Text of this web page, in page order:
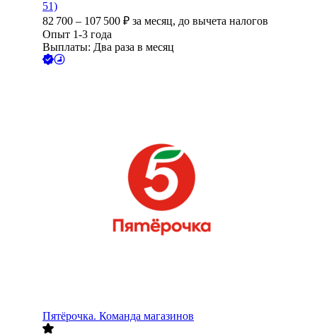
51)
82 700 – 107 500 ₽ за месяц, до вычета налогов
Опыт 1-3 года
Выплаты: Два раза в месяц
Пятёрочка. Команда магазинов